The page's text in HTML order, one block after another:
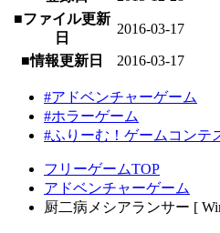
■ファイル更新
日
2016-03-17
■情報更新日 2016-03-17
#アドベンチャーゲーム
#ホラーゲーム
#ふりーむ！ゲームコンテ
フリーゲームTOP
アドベンチャーゲーム
厨二病メシアランサー [